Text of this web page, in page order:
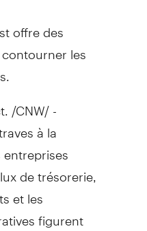
offre des
les
/CNW/ -
à la
de trésorerie,
et les
figurent